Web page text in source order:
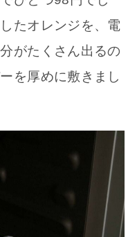
たオレンジを、電
がたくさん出るの
を厚めに敷きまし